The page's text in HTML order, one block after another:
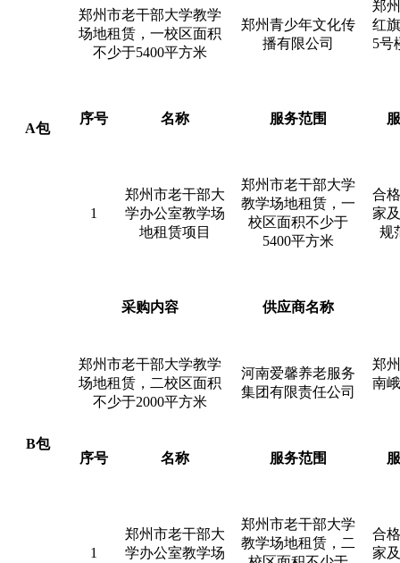
A包
郑州市老干部大学教学
场地租赁，一校区面积
不少于5400平方米
郑州青少年文化传
播有限公司
郑
红
5号
序号 名称 服务范围
1
郑州市老干部大
学办公室教学场
地租赁项目
郑州市老干部大学
教学场地租赁，一
校区面积不少于
5400平方米
合
家
规
B包
采购内容 供应商名称
郑州市老干部大学教学
场地租赁，二校区面积
不少于2000平方米
河南爱馨养老服务
集团有限责任公司
郑
南
序号 名称 服务范围
1
郑州市老干部大
学办公室教学场
郑州市老干部大学
教学场地租赁，二
合
家